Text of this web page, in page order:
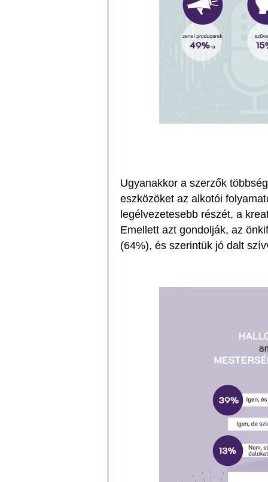
Ugyanakkor a szerzők
eszközöket az alkotói
legélvezetesebb részét, a
Emellett azt gondolják, az
(64%), és szerintük jó dalt